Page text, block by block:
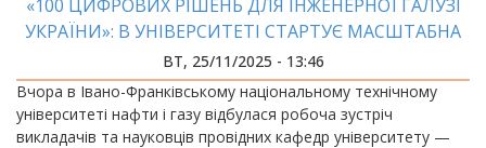
«100 ЦИФРОВИХ РІШЕНЬ ДЛЯ ІНЖЕНЕРНОЇ ГАЛУЗІ
УКРАЇНИ»: В УНІВЕРСИТЕТІ СТАРТУЄ МАСШТАБНА
ІНІЦІАТИВА
ВТ, 25/11/2025 - 13:46
Вчора в Івано-Франківському національному технічному
університеті нафти і газу відбулася робоча зустріч
викладачів та науковців провідних кафедр університету —